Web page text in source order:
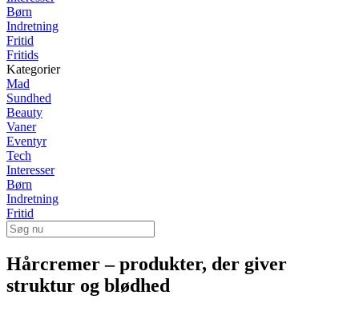
Børn
Indretning
Fritid
Fritids
Kategorier
Mad
Sundhed
Beauty
Vaner
Eventyr
Tech
Interesser
Børn
Indretning
Fritid
Hårcremer – produkter, der giver
struktur og blødhed